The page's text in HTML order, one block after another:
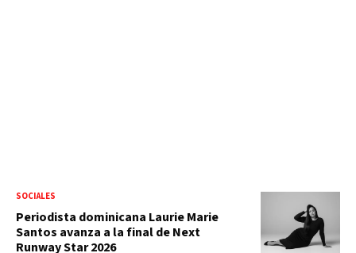
SOCIALES
Periodista dominicana Laurie Marie
Santos avanza a la final de Next
Runway Star 2026